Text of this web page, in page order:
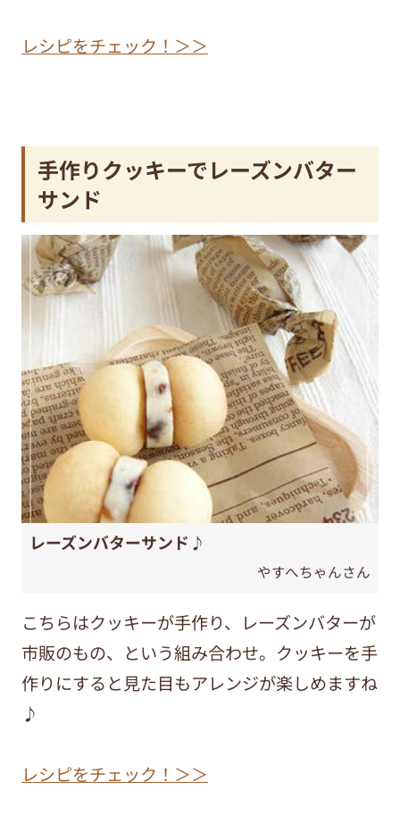
レシピをチェック！＞＞
手作りクッキーでレーズンバター
サンド
レーズンバターサンド♪
やすへちゃんさん
こちらはクッキーが手作り、レーズンバターが
市販のもの、という組み合わせ。クッキーを手
作りにすると見た目もアレンジが楽しめますね
♪
レシピをチェック！＞＞